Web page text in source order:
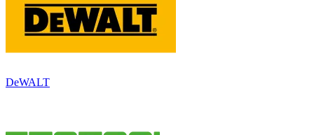
DeWALT